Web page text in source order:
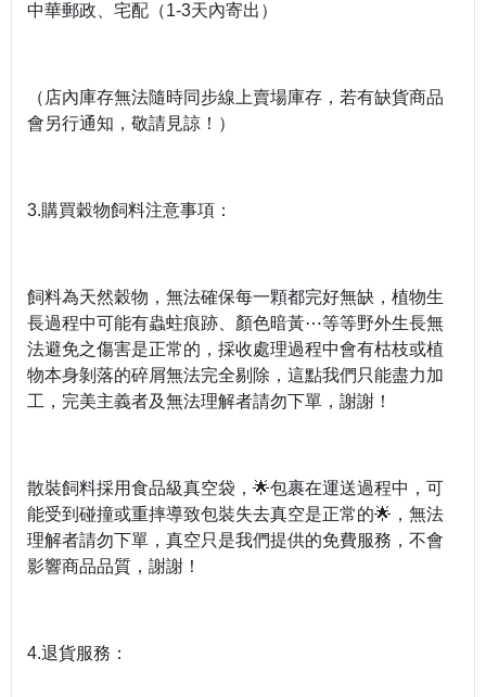
中華郵政、宅配（1-3天內寄出）
（店內庫存無法隨時同步線上賣場庫存，若有缺貨商品
會另行通知，敬請見諒！）
3.購買穀物飼料注意事項：
飼料為天然穀物，無法確保每一顆都完好無缺，植物生
長過程中可能有蟲蛀痕跡、顏色暗黃⋯等等野外生長無
法避免之傷害是正常的，採收處理過程中會有枯枝或植
物本身剝落的碎屑無法完全剔除，這點我們只能盡力加
工，完美主義者及無法理解者請勿下單，謝謝！
散裝飼料採用食品級真空袋，🌟包裹在運送過程中，可
能受到碰撞或重摔導致包裝失去真空是正常的🌟，無法
理解者請勿下單，真空只是我們提供的免費服務，不會
影響商品品質，謝謝！
4.退貨服務：